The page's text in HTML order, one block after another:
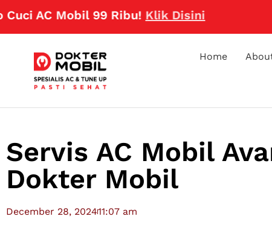
Mobil 99 Ribu!Klik Disini
Home
Servis AC Mobil
Dokter Mobil
December 28, 202411:07 am